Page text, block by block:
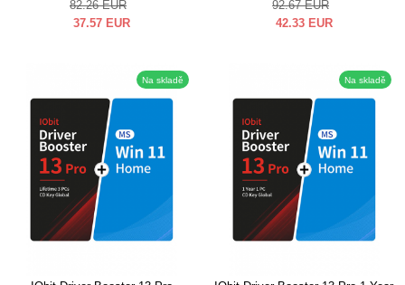
82.26 EUR
37.57 EUR
92.67 EUR
42.33 EUR
Na skladě Na skladě